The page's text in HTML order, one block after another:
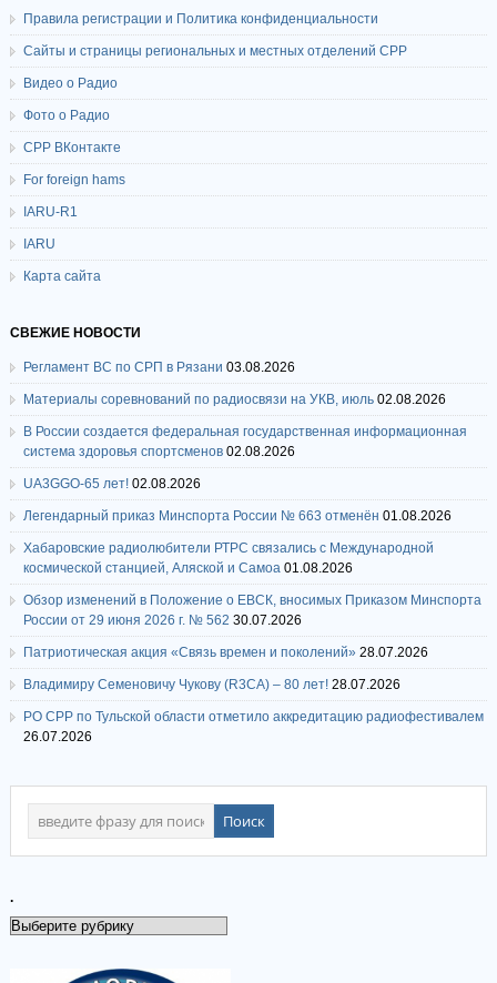
Правила регистрации и Политика конфиденциальности
Сайты и страницы региональных и местных отделений СРР
Видео о Радио
Фото о Радио
СРР ВКонтакте
For foreign hams
IARU-R1
IARU
Карта сайта
СВЕЖИЕ НОВОСТИ
Регламент ВС по СРП в Рязани 03.08.2026
Материалы соревнований по радиосвязи на УКВ, июль 02.08.2026
В России создается федеральная государственная информационная
система здоровья спортсменов 02.08.2026
UA3GGO-65 лет! 02.08.2026
Легендарный приказ Минспорта России № 663 отменён 01.08.2026
Хабаровские радиолюбители РТРС связались с Международной
космической станцией, Аляской и Самоа 01.08.2026
Обзор изменений в Положение о ЕВСК, вносимых Приказом Минспорта
России от 29 июня 2026 г. № 562 30.07.2026
Патриотическая акция «Связь времен и поколений» 28.07.2026
Владимиру Семеновичу Чукову (R3CA) – 80 лет! 28.07.2026
РО СРР по Тульской области отметило аккредитацию радиофестивалем
26.07.2026
.